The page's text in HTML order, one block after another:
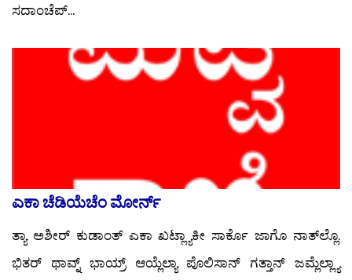
ಸದಾಂಚೆಪ್...
ಎಕಾ ಚೆಡಿಯೆಚೆಂ ಮೋರ್ನ್
ತ್ಯಾ ಅಶೀರ್ ಕುಡಾಂತ್ ಎಕಾ ಖಟ್ಲ್ಯಾಕೀ ಸಾರ್ಕೊ ಜಾಗೊ ನಾತ್‍ಲ್ಲೊ.
ಭಿತರ್ ಥಾವ್ನ್ ಭಾಯ್ರ್ ಆಯ್ಲೆಲ್ಯಾ ಪೊಲಿಸಾನ್ ಗತ್ತಾನ್ ಜಮ್ಲೆಲ್ಲ್ಯಾ